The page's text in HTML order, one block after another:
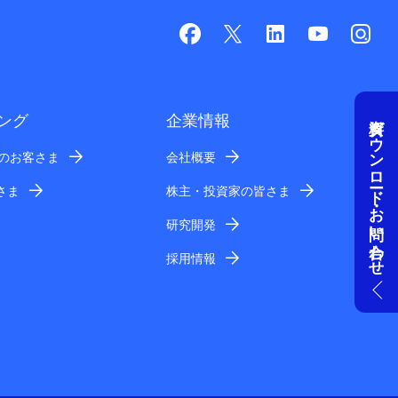
資料ダウンロード・お問い合わせ
グ
お客さま
ま
企業情報
会社概要
株主・投資家の皆さま
研究開発
採用情報